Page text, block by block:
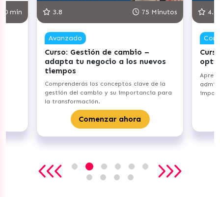
75 Minutos
de cambio –
a los nuevos
clave de la
y su importancia para
90
Curso: Gestiona tu Inventario
optimiza tus procesos
administración de inventarios y su
importancia para tu emprendimiento.
Comenzar ahora